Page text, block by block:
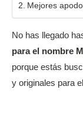
Mejores
No has llegado
para el nombre
porque estás
y originales para